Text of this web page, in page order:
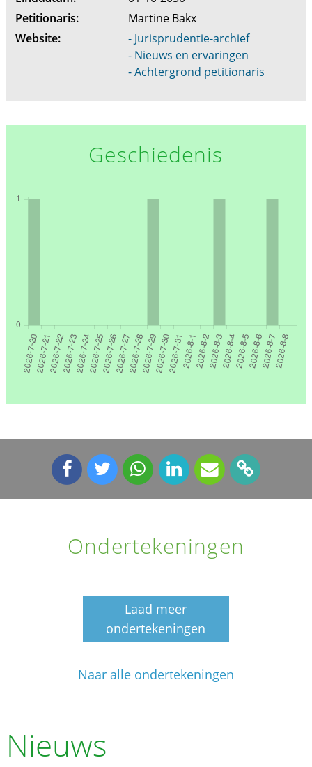
Petitionaris:
Martine Bakx
Website:
- Jurisprudentie-archief
- Nieuws en ervaringen
- Achtergrond petitionaris
Geschiedenis
Ondertekeningen
Laad meer
ondertekeningen
Naar alle ondertekeningen
Nieuws